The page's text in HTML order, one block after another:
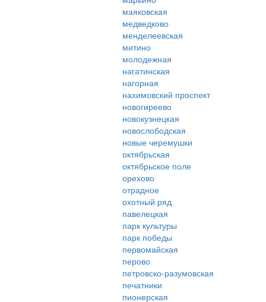
маяковская
медведково
менделеевская
митино
молодежная
нагатинская
нагорная
нахимовский проспект
новогиреево
новокузнецкая
новослободская
новые черемушки
октябрьская
октябрьское поле
орехово
отрадное
охотный ряд
павелецкая
парк культуры
парк победы
первомайская
перово
петровско-разумовская
печатники
пионерская